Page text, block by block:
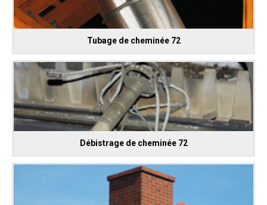
Tubage de cheminée 72
Débistrage de cheminée 72